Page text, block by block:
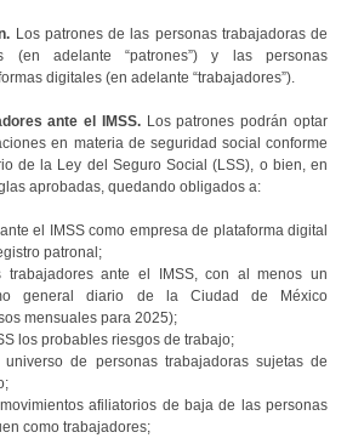
Los patrones de las personas trabajadoras de
(en adelante “patrones”) y las personas
digitales (en adelante “trabajadores”).
ante el IMSS. Los patrones podrán optar
en materia de seguridad social conforme
de la Ley del Seguro Social (LSS), o bien, en
aprobadas, quedando obligados a:
el IMSS como empresa de plataforma digital
patronal;
trabajadores ante el IMSS, con al menos un
general diario de la Ciudad de México
mensuales para 2025);
los probables riesgos de trabajo;
universo de personas trabajadoras sujetas de
afiliatorios de baja de las personas
como trabajadores;